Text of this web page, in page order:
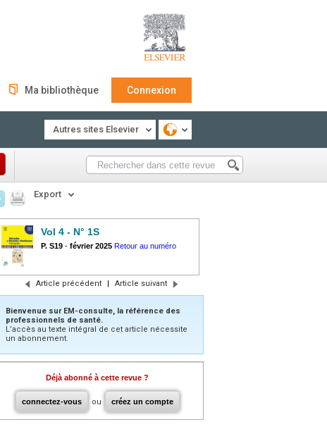
Ma bibliothèque Connexion
Autres sites Elsevier
Export
Vol 4 - N° 1S
P. S19 - février 2025 Retour au numéro
Article précédent | Article suivant
Bienvenue sur EM-consulte, la référence des
professionnels de santé.
L’accès au texte intégral de cet article nécessite
un abonnement.
Déjà abonné à cette revue ?
connectez-vous ou créez un compte